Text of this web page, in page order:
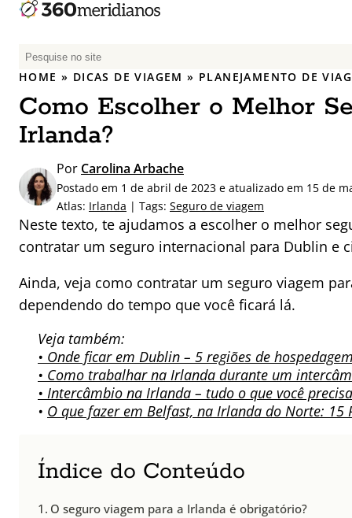
P
e
q
u
i
a
r
p
o
:
HOME » DICAS DE VIAGEM » PLANEJAMENTO DE
Como Escolher o Melhor
Irlanda?
Por Carolina Arbache
Postado em 1 de abril de 2023 e atualizado em 15 de
Atlas: Irlanda | Tags: Seguro de viagem
Neste texto, te ajudamos a escolher o melhor
contratar um seguro internacional para Dublin e
Ainda, veja como contratar um seguro viagem
dependendo do tempo que você ficará lá.
Veja também:
• Onde ficar em Dublin – 5 regiões de
• Como trabalhar na Irlanda durante um
• Intercâmbio na Irlanda – tudo o que você
• O que fazer em Belfast, na Irlanda do Norte: 15
Índice do Conteúdo
O seguro viagem para a Irlanda é obrigatório?